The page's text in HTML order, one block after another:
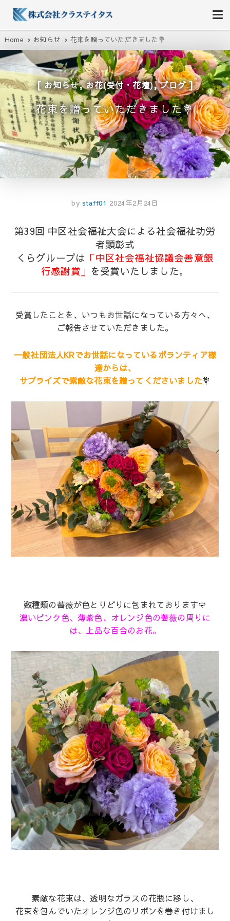
株式会社クラステイタス
地域のコミュニティーを大切にする企業
Home お知らせ 花束を贈っていただきました💐
お知らせ,お花(受付・花壇),ブログ
花束を贈っていただきました💐
by staff01 2024年2月24日
第39回 中区社会福祉大会による社会福祉功労
者顕彰式
くらグループは 「中区社会福祉協議会善意銀
行感謝賞」 を受賞いたしました。
受賞したことを、いつもお世話になっている方々へ、
ご報告させていただきました。
一般社団法人KRでお世話になっているボランティア様
達からは、
サプライズで素敵な花束を贈ってくださいました💐
数種類の薔薇が色とりどりに包まれております🌹
濃いピンク色、薄紫色、オレンジ色の薔薇の周りに
は、上品な百合のお花。
素敵な花束は、透明なガラスの花瓶に移し、
花束を包んでいたオレンジ色のリボンを巻き付けまし